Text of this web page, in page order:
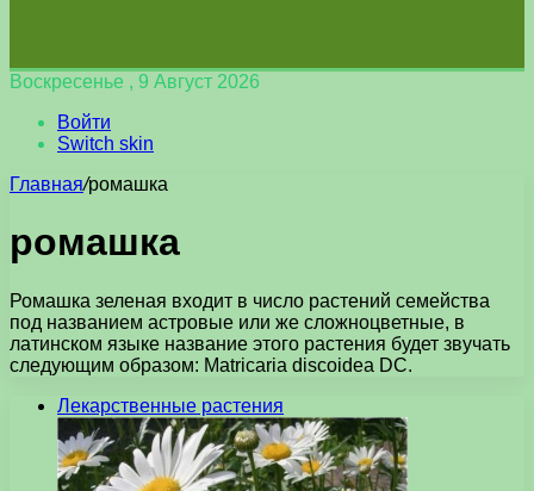
Воскресенье , 9 Август 2026
Войти
Switch skin
Главная/ромашка
ромашка
Ромашка зеленая входит в число растений семейства
под названием астровые или же сложноцветные, в
латинском языке название этого растения будет звучать
следующим образом: Matricaria discoidea DC.
Лекарственные растения